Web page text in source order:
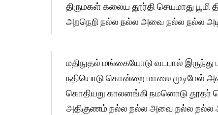
திருமகள் கலைய தூர்தி செயமாது
அறநெறி நல்ல நல்ல அவை நல்ல நல்ல
மதிநுதல் மங்கையோடு வடபால்
நதியொடு கொன்றை மாலை முடிமேல்
கொதியறு காலனங்கி நமனொடு
அதிகுணம் நல்ல நல்ல அவை நல்ல நல்ல